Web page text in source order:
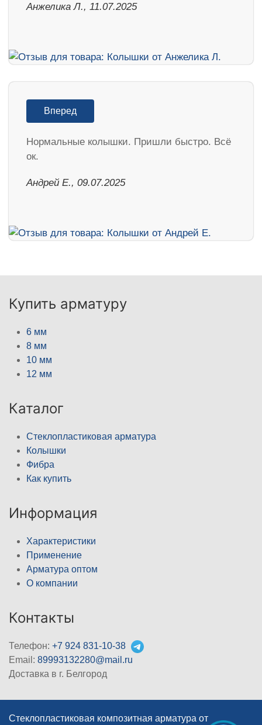
Анжелика Л., 11.07.2025
Вперед
Нормальные колышки. Пришли быстро. Всё
ок.
Андрей Е., 09.07.2025
Купить арматуру
6 мм
8 мм
10 мм
12 мм
Каталог
Стеклопластиковая арматура
Колышки
Фибра
Как купить
Информация
Характеристики
Применение
Арматура оптом
О компании
Контакты
Телефон: +7 924 831-10-38
Email: 89993132280@mail.ru
Доставка в г. Белгород
Стеклопластиковая композитная арматура от